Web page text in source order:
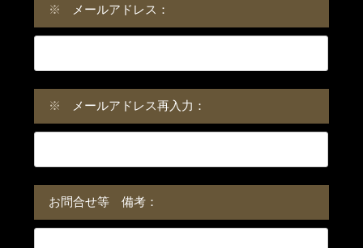
※ メールアドレス：
※ メールアドレス再入力：
お問合せ等 備考：